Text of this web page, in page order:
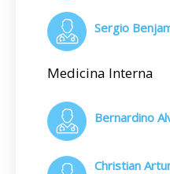
Sergio
Medicina Interna
Bernardino
Christian